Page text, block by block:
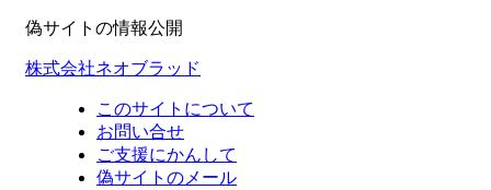
偽サイトの情報公開
株式会社ネオブラッド
このサイトについて
お問い合せ
ご支援にかんして
偽サイトのメール